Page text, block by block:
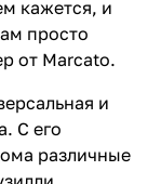
кажется, и
просто
от Marcato.
и
С его
различные